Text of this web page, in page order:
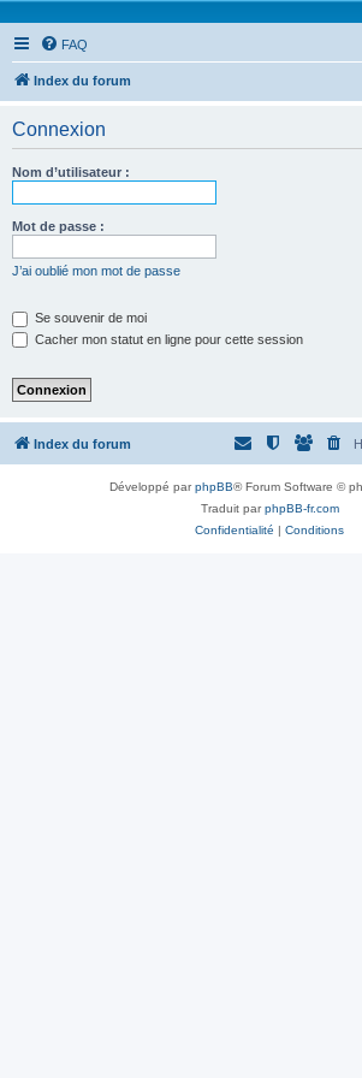
FAQ
Index du forum
Connexion
Nom d’utilisateur :
Mot de passe :
J’ai oublié mon mot de passe
Se souvenir de moi
Cacher mon statut en ligne pour cette session
Index du forum
Développé parphpBB® Forum Software ©
Traduit parphpBB-fr.com
Confidentialité | Conditions